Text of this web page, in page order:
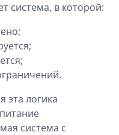
система, в которой:
эта логика
система с